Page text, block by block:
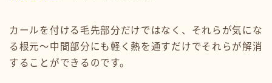
カールを付ける毛先部分だけではなく、それらが気にな
る根元〜中間部分にも軽く熱を通すだけでそれらが解消
することができるのです。